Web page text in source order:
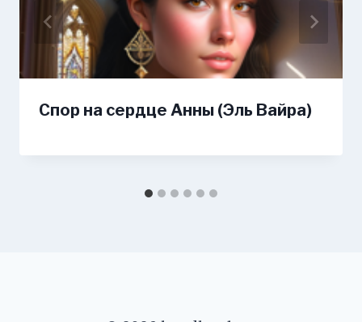
Спор на сердце Анны (Эль Вайра)